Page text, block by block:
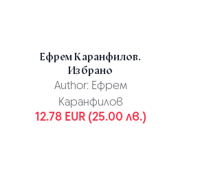
Ефрем Каранфилов.
Избрано
Author: Ефрем
Каранфилов
12.78 EUR (25.00 лв.)